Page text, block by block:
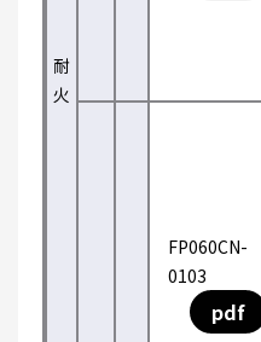
耐
火
FP060CN-
0103
pdf